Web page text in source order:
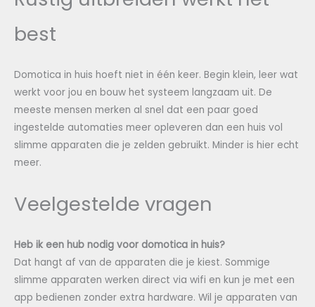
best
Domotica in huis hoeft niet in één keer. Begin klein, leer wat
werkt voor jou en bouw het systeem langzaam uit. De
meeste mensen merken al snel dat een paar goed
ingestelde automaties meer opleveren dan een huis vol
slimme apparaten die je zelden gebruikt. Minder is hier echt
meer.
Veelgestelde vragen
Heb ik een hub nodig voor domotica in huis?
Dat hangt af van de apparaten die je kiest. Sommige
slimme apparaten werken direct via wifi en kun je met een
app bedienen zonder extra hardware. Wil je apparaten van